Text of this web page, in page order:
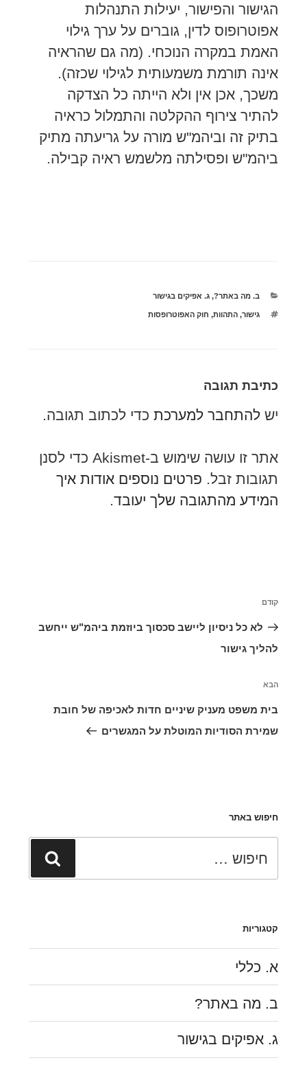
הגישור והפישור, יעילות התנהלות
אפוטרופוס לדין, גוברים על ערך גילוי
האמת במקרה הנוכחי. (מה גם שהראיה
אינה תורמת משמעותית לגילוי שכזה).
משכך, אכן אין ולא הייתה כל הצדקה
להתיר צירוף ההקלטה והתמלול כראיה
בתיק זה וביהמ"ש מורה על גריעתה מתיק
ביהמ"ש ופסילתה מלשמש ראיה קבילה.
קטגוריות
ב. מה באתר?,ג. אפיקים בגישור
תגיות
גישור,התהוות, חוק האפוטרופסות
כתיבת תגובה
יש להתחבר למערכתכדי לכתוב תגובה.
אתר זו עושה שימוש ב-Akismet כדי לסנן
תגובות זבל. פרטים נוספים אודות איך
המידע מהתגובה שלך יעובד.
הפוסט
הקודם
קודם
לא כל ניסיון ליישב סכסוך ביוזמת ביהמ"ש ייחשב
להליך גישור
הפוסט
הבא
הבא
בית משפט מעניק שיניים חדות לאכיפה של חובת
שמירת הסודיות המוטלת על המגשרים
חיפוש באתר
חיפוש
קטגוריות
א. כללי
ב. מה באתר?
ג. אפיקים בגישור